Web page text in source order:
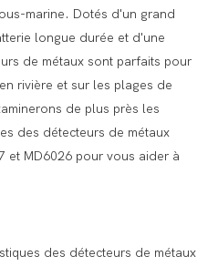
marine. Dotés d'un grand
longue durée et d'une
de métaux sont parfaits pour
rivière et sur les plages de
de plus près les
des détecteurs de métaux
et MD6026 pour vous aider à
des détecteurs de métaux